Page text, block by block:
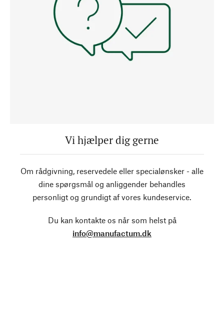
Vi hjælper dig gerne
Om rådgivning, reservedele eller specialønsker - alle
dine spørgsmål og anliggender behandles
personligt og grundigt af vores kundeservice.
Du kan kontakte os når som helst på
info@manufactum.dk